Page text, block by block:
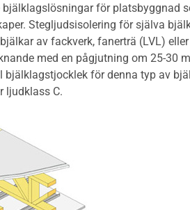
bjälklagslösningar för platsbyggnad
Stegljudsisolering för själva
av fackverk, fanerträ (LVL)
med en pågjutning om 25-30
bjälklagstjocklek för denna typ av
ljudklass C.